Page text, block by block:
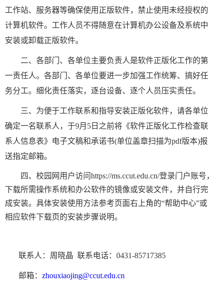
工作站、服务器等确保使用正版软件，禁止使用未经授权的
计算机软件。工作人员不得随意在计算机办公设备及系统中
安装或卸载正版软件。
二、各部门、各单位主要负责人是软件正版化工作的第
一责任人。各部门、各单位要进一步加强工作统筹、搞好任
务分工。细化责任落实，逐台设备、逐个人员压实责任。
三、为便于工作联系和指导安装正版化软件，请各单位
确定一名联系人，于9月5日之前将《软件正版化工作检查联
系人信息表》电子文稿和承诺书(单位盖章扫描为pdf版本)报
送指定邮箱。
四、 校园网 用户访问https://ms.ccut.edu.cn/登录门户账号，
下载所需操作系统和办公软件的镜像或安装文件，并自行完
成安装。具体安装使用方法参考页面右上角的“帮助中心”或
相应软件下载页的安装步骤说明。
联系人：周晓晶 联系电话： 0431-85717385
邮箱： zhouxiaojing@ccut.edu.cn